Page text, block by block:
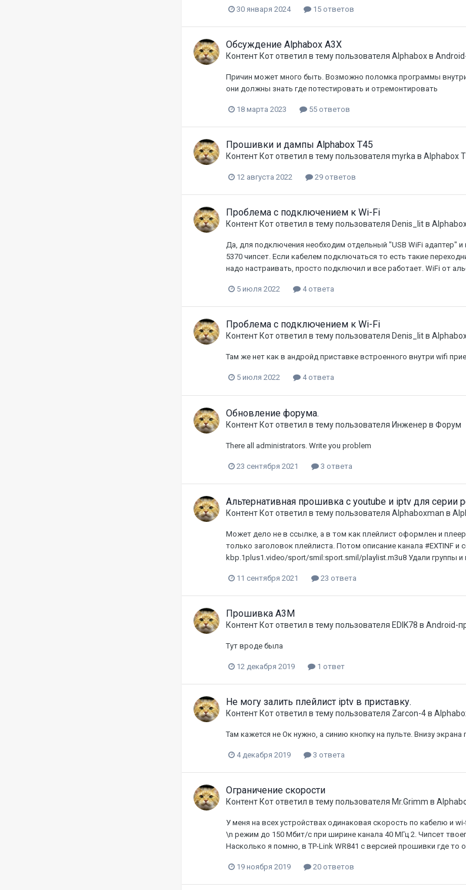
30 января 2024 15 ответов
Обсуждение Alphabox A3X
Контент Котответил в тему пользователя Alphaboxв
Причин может много быть. Возможно поломка программы
они должны знать где потестировать и отремонтировать
18 марта 2023 55 ответов
Прошивки и дампы Alphabox T45
Контент Котответил в тему пользователя myrka в Alphabox
12 августа 2022 29 ответов
Проблема с подключением к Wi-Fi
Контент Котответил в тему пользователя Denis_litв
Да, для подключения необходим отдельный "USB WiFi адаптер"
5370 чипсет. Если кабелем подключаться то есть такие
надо настраивать, просто подключил и все работает. WiFi от
5 июля 2022 4 ответа
Проблема с подключением к Wi-Fi
Контент Котответил в тему пользователя Denis_litв
Там же нет как в андройд приставке встроенного внутри wifi
5 июля 2022 4 ответа
Обновление форума.
Контент Котответил в тему пользователя Инженер в Форум
There all administrators. Write you problem
23 сентября 2021 3 ответа
Альтернативная прошивка с youtube и iptv для серии
Контент Котответил в тему пользователя Alphaboxman в
Может дело не в ссылке, а в том как плейлист оформлен и плеер
только заголовок плейлиста. Потом описание канала #EXTINF и
kbp.1plus1.video/sport/smil:sport.smil/playlist.m3u8 Удали группы и
11 сентября 2021 23 ответа
Прошивка A3M
Контент Котответил в тему пользователя EDIK78 в Android-
Тут вроде была
12 декабря 2019 1 ответ
Не могу залить плейлист iptv в приставку.
Контент Котответил в тему пользователя Zarcon-4в
Там кажется не Ок нужно, а синию кнопку на пульте. Внизу
4 декабря 2019 3 ответа
Ограничение скорости
Контент Котответил в тему пользователя Mr.Grimm в
У меня на всех устройствах одинаковая скорость по кабелю и
\n режим до 150 Мбит/с при ширине канала 40 МГц 2. Чипсет
Насколько я помню, в TP-Link WR841 с версией прошивки где
19 ноября 2019 20 ответов